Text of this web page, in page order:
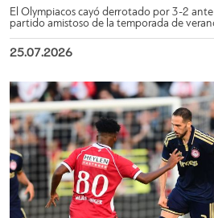
El Olympiacos cayó derrotado por 3-2
partido amistoso de la temporada de
25.07.2026